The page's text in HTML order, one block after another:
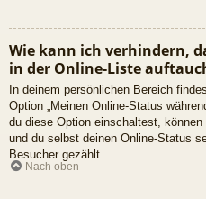
Wie kann ich verhindern,
in der Online-Liste
In deinem persönlichen Bereich
Option „Meinen Online-Status
du diese Option einschaltest,
und du selbst deinen Online-Status
Besucher gezählt.
Nach oben